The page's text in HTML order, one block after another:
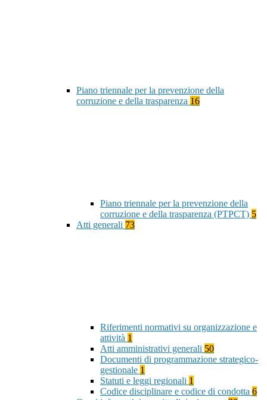
Piano triennale per la prevenzione della
corruzione e della trasparenza 16
Piano triennale per la prevenzione della
corruzione e della trasparenza (PTPCT) 5
Atti generali 73
Riferimenti normativi su organizzazione e
attività 1
Atti amministrativi generali 50
Documenti di programmazione strategico-
gestionale 1
Statuti e leggi regionali 1
Codice disciplinare e codice di condotta 6